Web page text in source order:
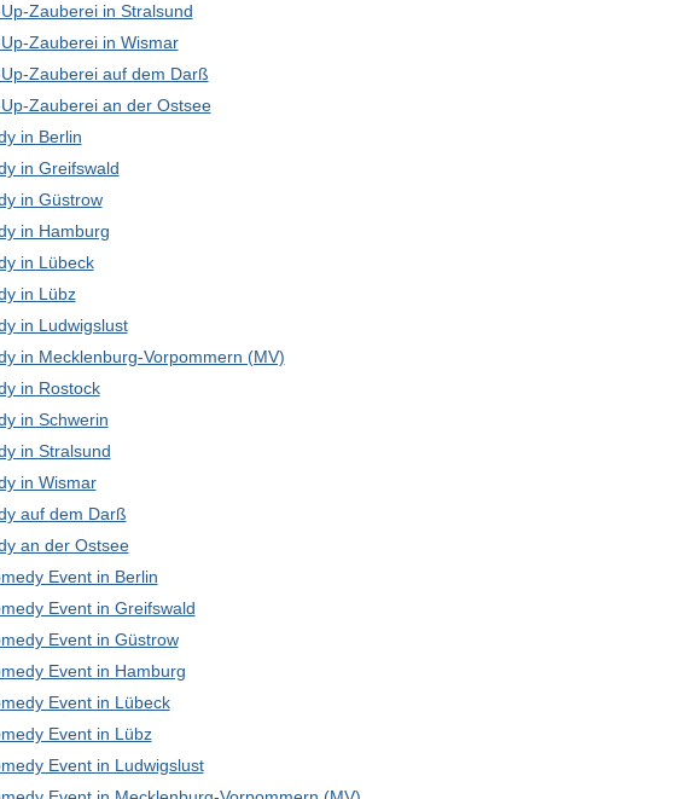
Zauberei in Stralsund
Zauberei in Wismar
Zauberei auf dem Darß
Zauberei an der Ostsee
in Berlin
in Greifswald
in Güstrow
in Hamburg
in Lübeck
in Lübz
in Ludwigslust
in Mecklenburg-Vorpommern (MV)
in Rostock
in Schwerin
in Stralsund
in Wismar
auf dem Darß
an der Ostsee
Event in Berlin
Event in Greifswald
Event in Güstrow
Event in Hamburg
Event in Lübeck
Event in Lübz
Event in Ludwigslust